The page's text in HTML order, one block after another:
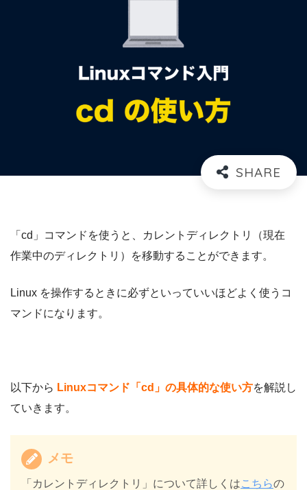
「cd」コマンドを使うと、カレントディレクトリ（現在
作業中のディレクトリ）を移動することができます。
Linux を操作するときに必ずといっていいほどよく使うコ
マンドになります。
以下から Linuxコマンド「cd」の具体的な使い方を解説し
ていきます。
メモ
「カレントディレクトリ」について詳しくはこちらの